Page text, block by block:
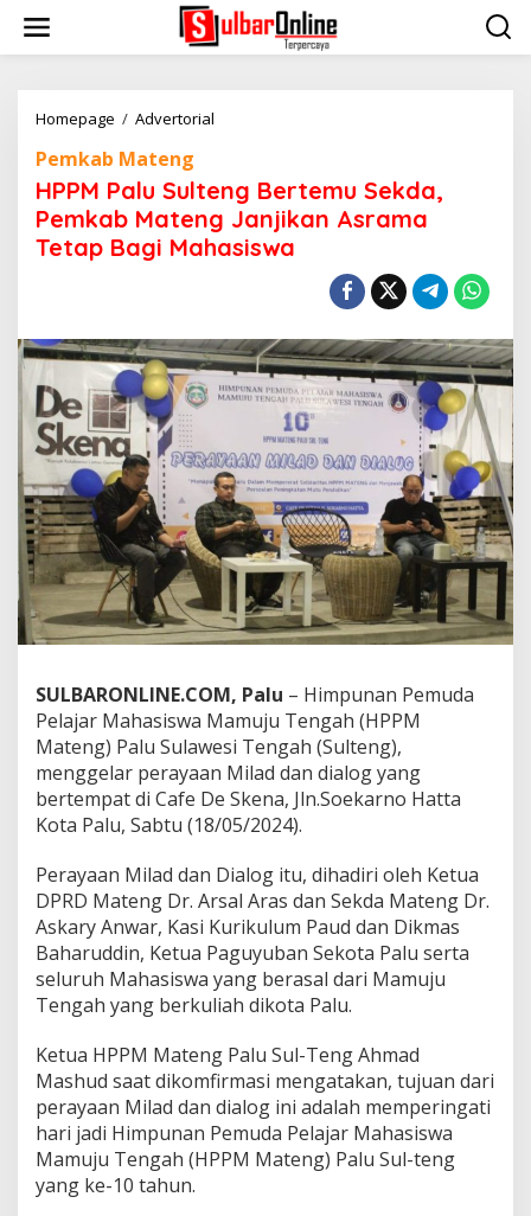
i
Homepage / Advertorial
M
P
a
l
t
e
n
e
r
t
e
m
u
e
k
d
,
P
m
k
a
b
a
t
e
n
g
J
a
n
i
k
a
n
A
s
Pemkab Mateng
HPPM Palu Sulteng Bertemu Sekda,
Pemkab Mateng Janjikan Asrama
Tetap Bagi Mahasiswa
SULBARONLINE.COM, Palu – Himpunan Pemuda
Pelajar Mahasiswa Mamuju Tengah (HPPM
Mateng) Palu Sulawesi Tengah (Sulteng),
menggelar perayaan Milad dan dialog yang
bertempat di Cafe De Skena, Jln.Soekarno Hatta
Kota Palu, Sabtu (18/05/2024).
Perayaan Milad dan Dialog itu, dihadiri oleh Ketua
DPRD Mateng Dr. Arsal Aras dan Sekda Mateng Dr.
Askary Anwar, Kasi Kurikulum Paud dan Dikmas
Baharuddin, Ketua Paguyuban Sekota Palu serta
seluruh Mahasiswa yang berasal dari Mamuju
Tengah yang berkuliah dikota Palu.
Ketua HPPM Mateng Palu Sul-Teng Ahmad
Mashud saat dikomfirmasi mengatakan, tujuan dari
perayaan Milad dan dialog ini adalah memperingati
hari jadi Himpunan Pemuda Pelajar Mahasiswa
Mamuju Tengah (HPPM Mateng) Palu Sul-teng
yang ke-10 tahun.